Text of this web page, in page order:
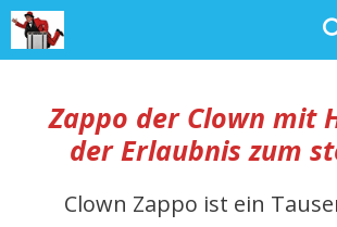
Zum
Inhalt
Zappo der Clown mit
der Erlaubnis zum
Clown Zappo ist ein